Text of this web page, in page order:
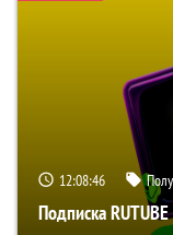
12:08:46
Подписка